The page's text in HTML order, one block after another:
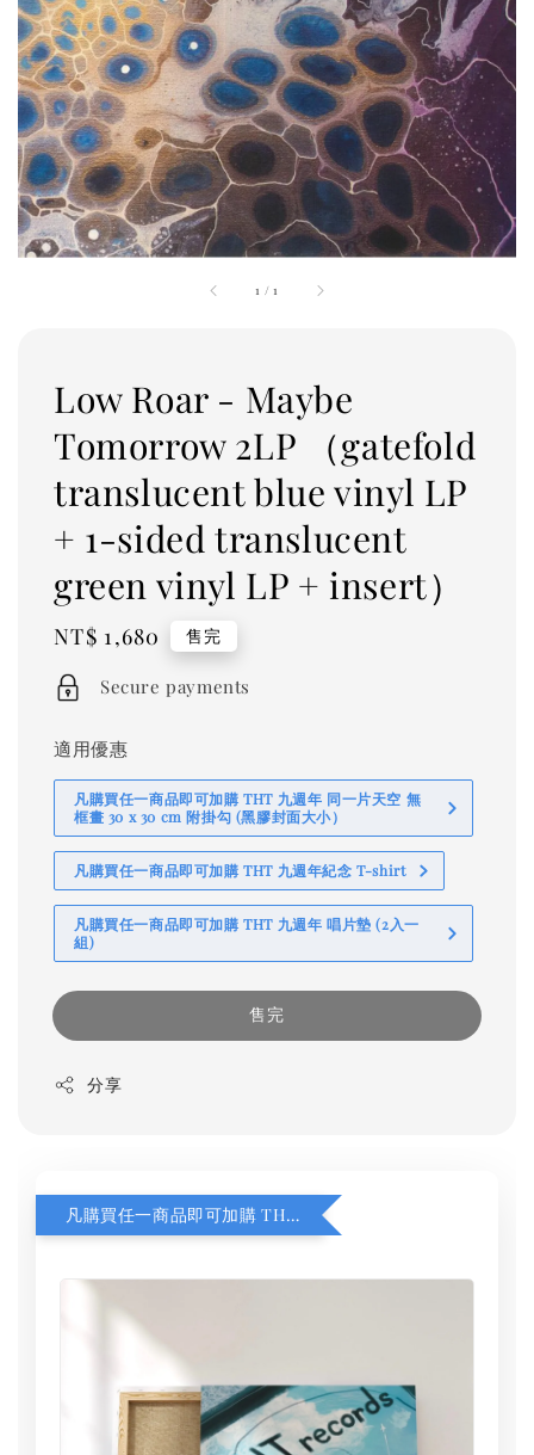
1 /1
Low Roar - Maybe
Tomorrow 2LP （gatefold
translucent blue vinyl LP
+ 1-sided translucent
green vinyl LP + insert）
Regular
price
NT$ 1,680 售完
Secure payments
適用優惠
凡購買任一商品即可加購 THT 九週年 同一片天空 無
框畫 30 x 30 cm 附掛勾 (黑膠封面大小）
凡購買任一商品即可加購 THT 九週年紀念 T-shirt
凡購買任一商品即可加購 THT 九週年 唱片墊 (2入一
組)
售完
分享
凡購買任一商品即可加購 THT 九週年 同一片天空 無框畫 30 x 30 cm 附掛勾 (黑膠封面大小）